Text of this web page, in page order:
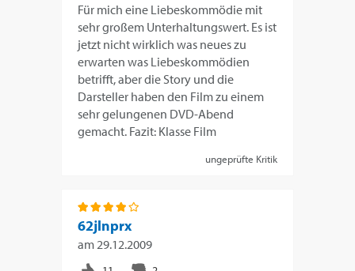
Für mich eine Liebeskommödie mit
sehr großem Unterhaltungswert. Es ist
jetzt nicht wirklich was neues zu
erwarten was Liebeskommödien
betrifft, aber die Story und die
Darsteller haben den Film zu einem
sehr gelungenen DVD-Abend
gemacht. Fazit: Klasse Film
ungeprüfte Kritik
62jlnprx
am 29.12.2009